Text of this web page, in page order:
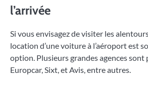
l’arrivée
Si vous envisagez de visiter les
location d’une voiture à l’aéroport est
option. Plusieurs grandes agences sont
Europcar, Sixt, et Avis, entre autres.